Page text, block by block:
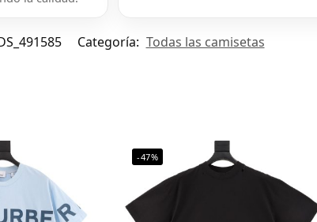
Categoría: Todas las camisetas
-47%